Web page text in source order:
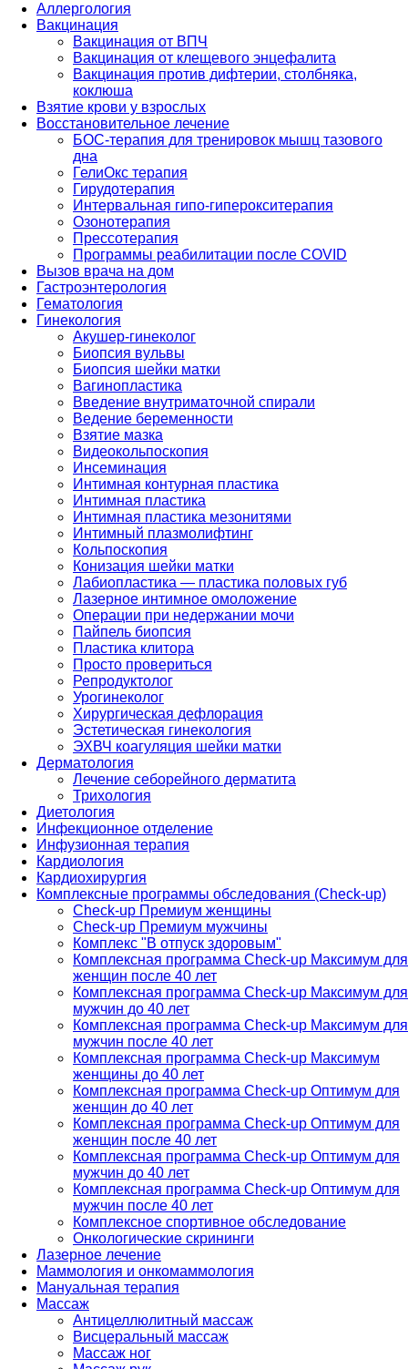
Аллергология
Вакцинация
Вакцинация от ВПЧ
Вакцинация от клещевого энцефалита
Вакцинация против дифтерии, столбняка,
коклюша
Взятие крови у взрослых
Восстановительное лечение
БОС-терапия для тренировок мышц тазового
дна
ГелиОкс терапия
Гирудотерапия
Интервальная гипо-гиперокситерапия
Озонотерапия
Прессотерапия
Программы реабилитации после СOVID
Вызов врача на дом
Гастроэнтерология
Гематология
Гинекология
Акушер-гинеколог
Биопсия вульвы
Биопсия шейки матки
Вагинопластика
Введение внутриматочной спирали
Ведение беременности
Взятие мазка
Видеокольпоскопия
Инсеминация
Интимная контурная пластика
Интимная пластика
Интимная пластика мезонитями
Интимный плазмолифтинг
Кольпоскопия
Конизация шейки матки
Лабиопластика — пластика половых губ
Лазерное интимное омоложение
Операции при недержании мочи
Пайпель биопсия
Пластика клитора
Просто провериться
Репродуктолог
Урогинеколог
Хирургическая дефлорация
Эстетическая гинекология
ЭХВЧ коагуляция шейки матки
Дерматология
Лечение себорейного дерматита
Трихология
Диетология
Инфекционное отделение
Инфузионная терапия
Кардиология
Кардиохирургия
Комплексные программы обследования (Check-up)
Check-up Премиум женщины
Check-up Премиум мужчины
Комплекс "В отпуск здоровым"
Комплексная программа Check-up Максимум для
женщин после 40 лет
Комплексная программа Check-up Максимум для
мужчин до 40 лет
Комплексная программа Check-up Максимум для
мужчин после 40 лет
Комплексная программа Check-up Максимум
женщины до 40 лет
Комплексная программа Check-up Оптимум для
женщин до 40 лет
Комплексная программа Check-up Оптимум для
женщин после 40 лет
Комплексная программа Check-up Оптимум для
мужчин до 40 лет
Комплексная программа Check-up Оптимум для
мужчин после 40 лет
Комплексное спортивное обследование
Онкологические скрининги
Лазерное лечение
Маммология и онкомаммология
Мануальная терапия
Массаж
Антицеллюлитный массаж
Висцеральный массаж
Массаж ног